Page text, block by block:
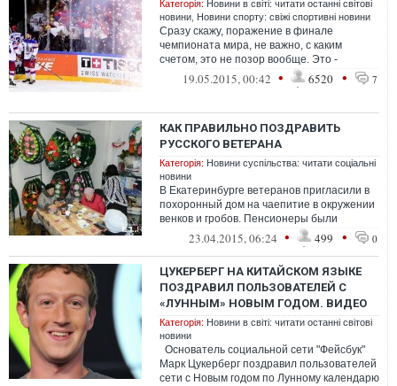
Категорія: Новини в світі: читати останні світові
новини Новини спорту: свіжі спортивні новини
Сразу скажу, поражение в финале
чемпионата мира, не важно, с каким
счетом, это не позор вообще. Это -
серебро - в любом случае крутое
достижение, кото...
19.05.2015, 00:42 • 6520 • 7
КАК ПРАВИЛЬНО ПОЗДРАВИТЬ
РУССКОГО ВЕТЕРАНА
Категорія: Новини суспільства: читати соціальні
новини
В Екатеринбурге ветеранов пригласили в
похоронный дом на чаепитие в окружении
венков и гробов. Пенсионеры были
шокированы, увидев, где им предложили
23.04.2015, 06:24 • 499 • 0
ЦУКЕРБЕРГ НА КИТАЙСКОМ ЯЗЫКЕ
ПОЗДРАВИЛ ПОЛЬЗОВАТЕЛЕЙ С
«ЛУННЫМ» НОВЫМ ГОДОМ. ВИДЕО
Категорія: Новини в світі: читати останні світові
новини
Основатель социальной сети "Фейсбук"
Марк Цукерберг поздравил пользователей
сети с Новым годом по Лунному календарю